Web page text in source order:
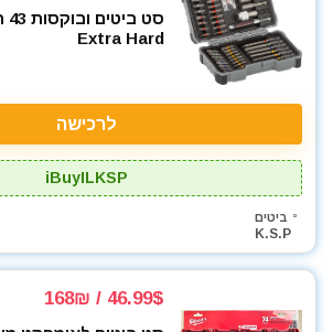
Extra Hard
לרכישה
iBuyILKSP
ביטים
K.S.P
46.99$ / 168₪